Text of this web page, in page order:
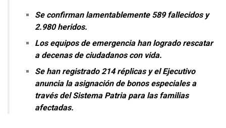
Se confirman lamentablemente 589 fallecidos y
2.980 heridos.
Los equipos de emergencia han logrado rescatar
a decenas de ciudadanos con vida.
Se han registrado 214 réplicas y el Ejecutivo
anuncia la asignación de bonos especiales a
través del Sistema Patria para las familias
afectadas.